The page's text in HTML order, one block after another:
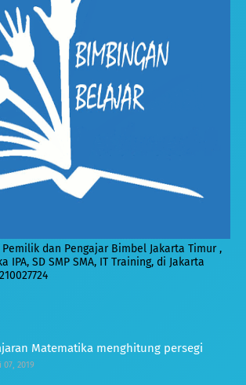
dan Pengajar Bimbel Jakarta Timur ,
IPA, SD SMP SMA, IT Training, di Jakarta
Matematika menghitung persegi
07, 2019